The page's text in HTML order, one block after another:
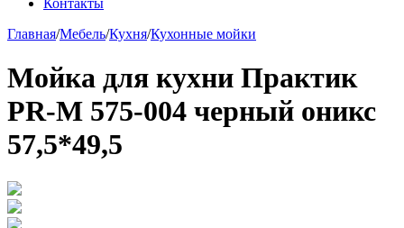
Контакты
Главная/Мебель/Кухня/Кухонные мойки
Мойка для кухни Практик
PR-M 575-004 черный оникс
57,5*49,5